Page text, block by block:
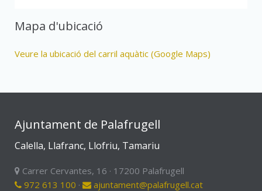
Mapa d'ubicació
Veure la ubicació del carril aquàtic (Google Maps)
Ajuntament de Palafrugell
Calella, Llafranc, Llofriu, Tamariu
Carrer Cervantes, 16 · 17200 Palafrugell
972 613 100 ·
ajuntament@palafrugell.cat